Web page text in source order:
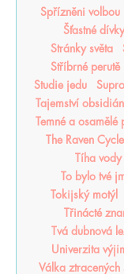
Spřízněni volbou
Šťastné dívky
Stránky světa
Stříbrné perutě
Studie jedu
Supro
Tajemství
Temné a osamělé
The Raven Cycle
Tíha vody
To bylo tvé
Tokijský motýl
Třinácté
Tvá dubnová
Univerzita
Válka ztracených